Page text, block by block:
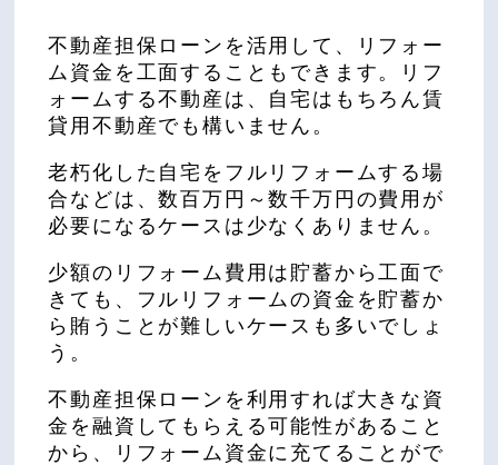
不動産担保ローンを活用して、リフォー
ム資金を工面することもできます。リフ
ォームする不動産は、自宅はもちろん賃
貸用不動産でも構いません。
老朽化した自宅をフルリフォームする場
合などは、数百万円～数千万円の費用が
必要になるケースは少なくありません。
少額のリフォーム費用は貯蓄から工面で
きても、フルリフォームの資金を貯蓄か
ら賄うことが難しいケースも多いでしょ
う。
不動産担保ローンを利用すれば大きな資
金を融資してもらえる可能性があること
から、リフォーム資金に充てることがで